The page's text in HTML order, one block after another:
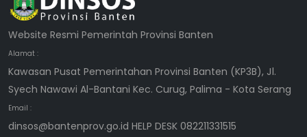
Website Resmi Pemerintah Provinsi Banten
Alamat :
Kawasan Pusat Pemerintahan Provinsi Banten (KP3B), Jl.
Syech Nawawi Al-Bantani Kec. Curug, Palima - Kota Serang
Email :
dinsos@bantenprov.go.id HELP DESK 082211331515